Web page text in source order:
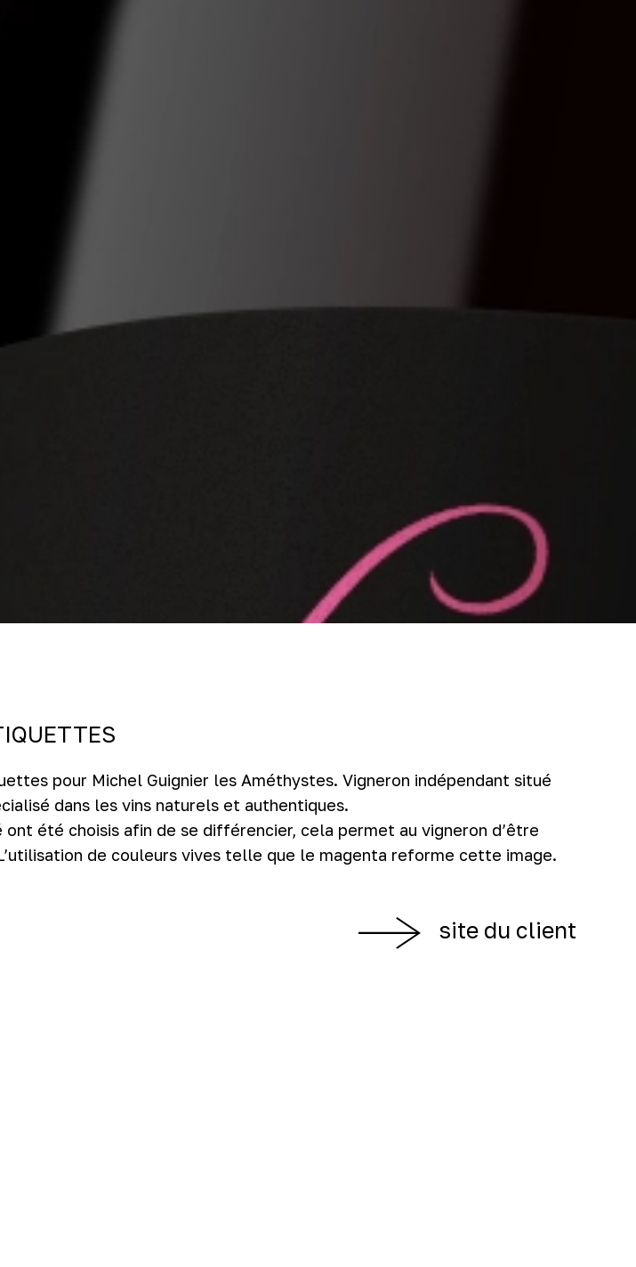
pour Michel Guignier les Améthystes. Vigneron indépendant situé
dans les vins naturels et authentiques.
ont été choisis afin de se différencier, cela permet au vigneron d’être
de couleurs vives telle que le magenta reforme cette image.
site du client